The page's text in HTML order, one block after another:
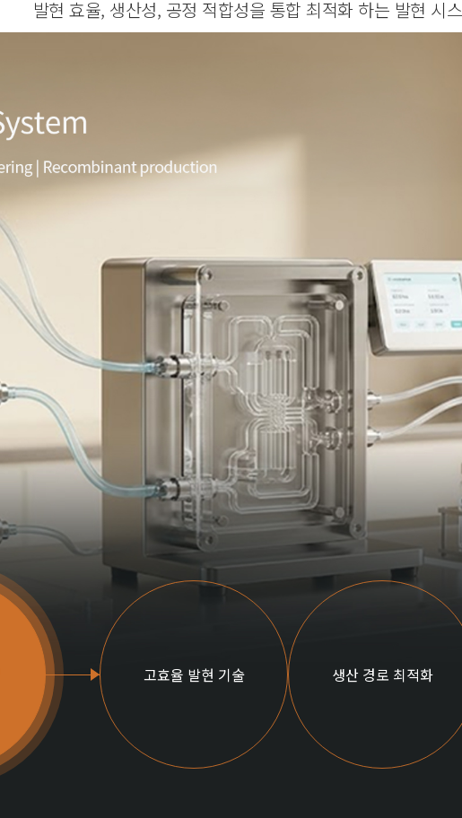
발현 효율, 생산성, 공정 적합성을 통합 최적화 하는 발현 시
고효율 발현 기술 생산 경로 최적화